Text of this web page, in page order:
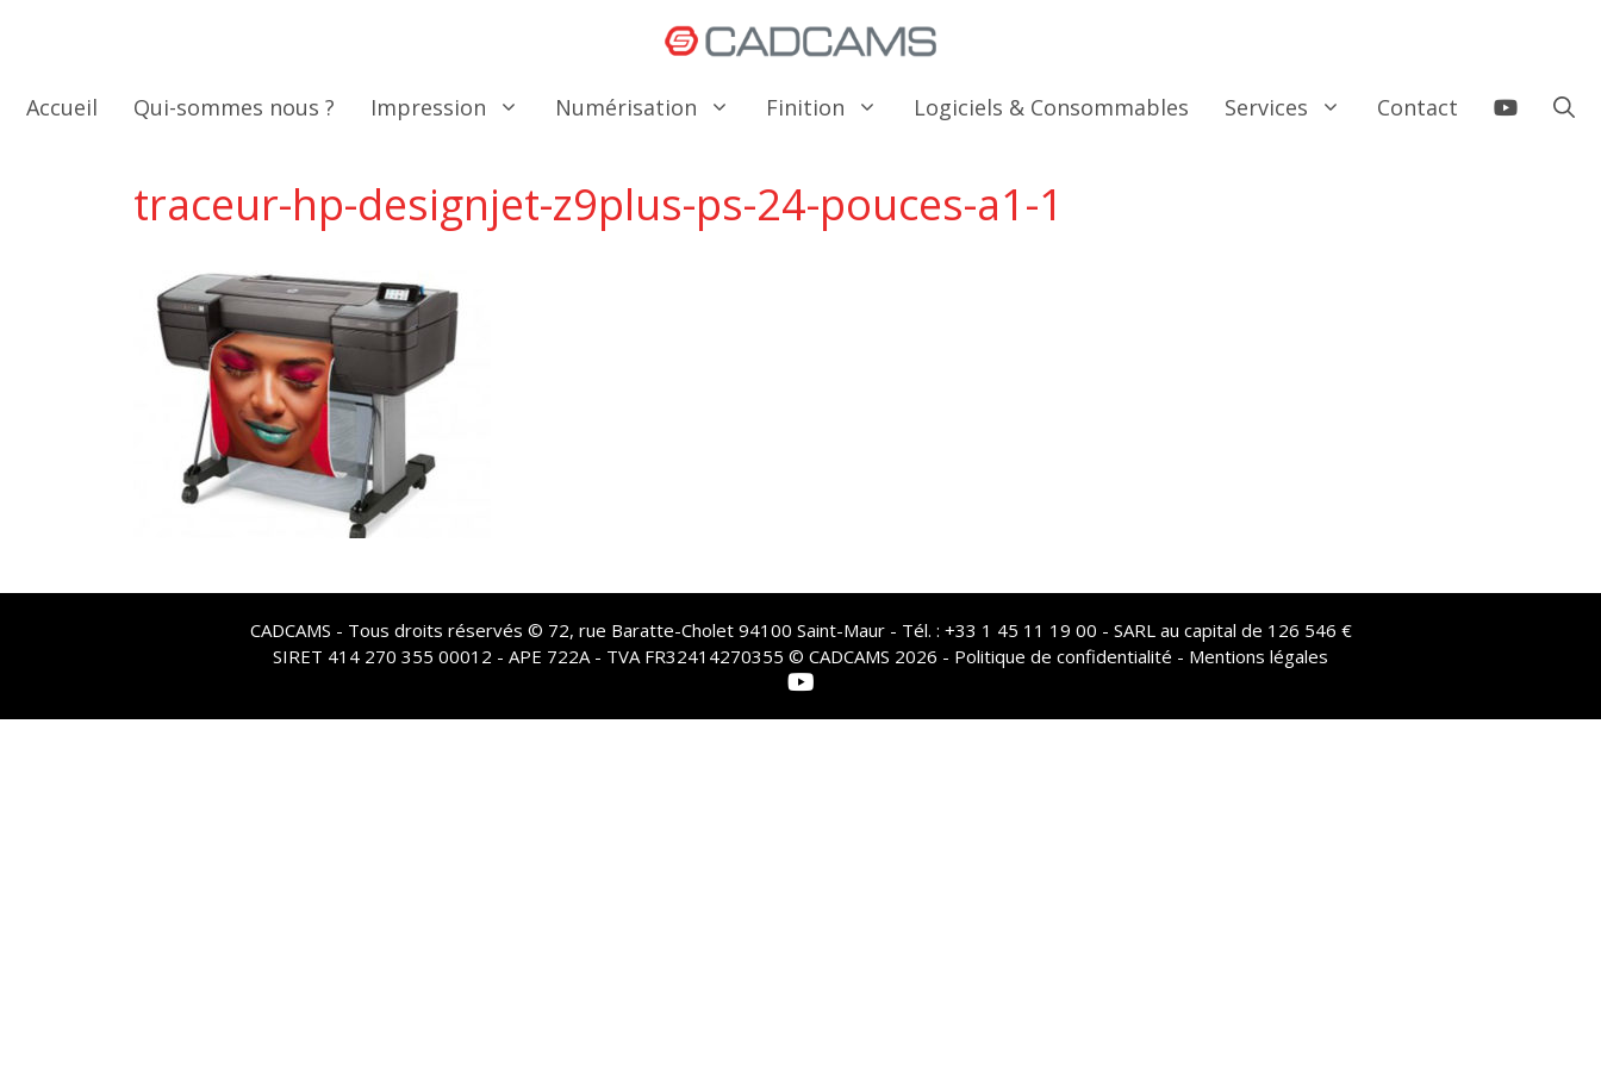
Accueil Qui-sommes nous ? Impression Numérisation Finition Logiciels & Consommables Services Contact
traceur-hp-designjet-z9plus-ps-24-pouces-a1-1
CADCAMS - Tous droits réservés © 72, rue Baratte-Cholet 94100 Saint-Maur - Tél. : +33 1 45 11 19 00 - SARL au capital de 126 546 €
SIRET 414 270 355 00012 - APE 722A - TVA FR32414270355 © CADCAMS 2026 - Politique de confidentialité - Mentions légales